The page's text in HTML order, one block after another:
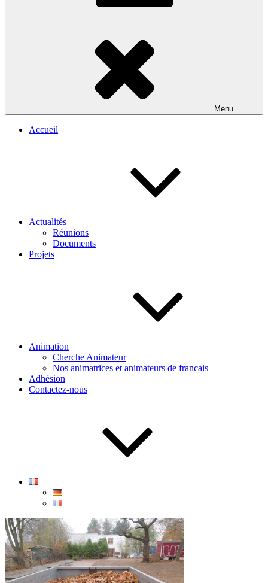
Menu
Accueil
Actualités
Réunions
Documents
Projets
Animation
Cherche Animateur
Nos animatrices et animateurs de francais
Adhésion
Contactez-nous